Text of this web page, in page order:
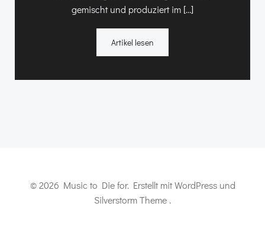
gemischt und produziert im […]
Artikel lesen
© 2026 Music to Die for. Erstellt mit WordPress und
Silverstorm Theme .